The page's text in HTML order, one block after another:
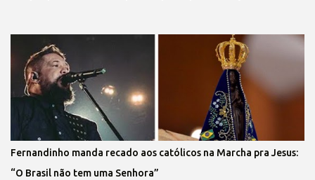
Fernandinho manda recado aos católicos na Marcha pra Jesus:
“O Brasil não tem uma Senhora”